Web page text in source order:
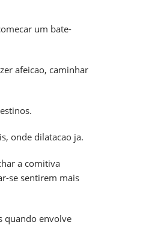
um bate-
afeicao, caminhar
onde dilatacao ja.
a comitiva
se sentirem mais
quando envolve